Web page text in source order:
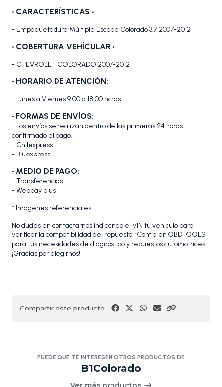
• CARACTERÍSTICAS •
- Empaquetadura Múltiple Escape Colorado 3.7 2007-2012
• COBERTURA VEHÍCULAR •
- CHEVROLET COLORADO 2007-2012
• HORARIO DE ATENCIÓN:
- Lunes a Viernes 9:00 a 18:00 horas.
• FORMAS DE ENVÍOS:
- Los envíos se realizan dentro de las primeras 24 horas
confirmado el pago.
- Chilexpress.
- Bluexpress.
• MEDIO DE PAGO:
- Transferencias.
- Webpay plus.
* Imágenes referenciales
No dudes en contactarnos indicando el VIN tu vehículo para
verificar la compatibilidad del repuesto. ¡Confía en OBDTOOLS
para tus necesidades de diagnóstico y repuestos automotrices!
¡Gracias por elegirnos!
Compartir este producto
PUEDE QUE TE INTERESEN OTROS PRODUCTOS DE
B1Colorado
Ver más productos